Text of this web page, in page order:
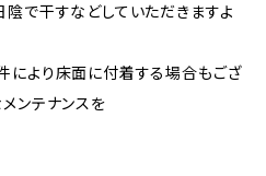
で干すなどしていただきますよ
により床面に付着する場合もござ
ンテナンスを